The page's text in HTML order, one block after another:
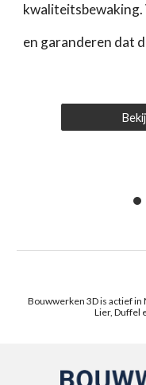
en garanderen dat
Bouwwerken 3D is actief
Lier, Duffel